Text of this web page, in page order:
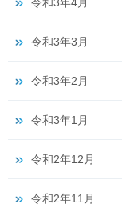
令和3年4月
令和3年3月
令和3年2月
令和3年1月
令和2年12月
令和2年11月